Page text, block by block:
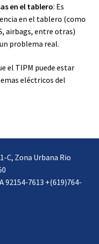
en el tablero: Es
en el tablero (como
airbags, entre otras)
problema real.
el TIPM puede estar
eléctricos del
C, Zona Urbana Rio
92154-7613 +(619)764-